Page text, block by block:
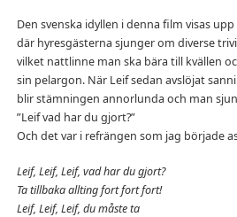
Den svenska idyllen i denna film visas
där hyresgästerna sjunger om diverse
vilket nattlinne man ska bära till kvällen
sin pelargon. När Leif sedan avslöjat
blir stämningen annorlunda och man
”Leif vad har du gjort?”
Och det var i refrängen som jag började
Leif, Leif, Leif, vad har du gjort?
Ta tillbaka allting fort fort fort!
Leif, Leif, Leif, du måste ta